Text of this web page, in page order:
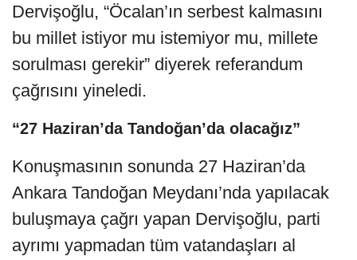
Dervişoğlu, “Öcalan’ın serbest kalmasını
bu millet istiyor mu istemiyor mu, millete
sorulması gerekir” diyerek referandum
çağrısını yineledi.
“27 Haziran’da Tandoğan’da olacağız”
Konuşmasının sonunda 27 Haziran’da
Ankara Tandoğan Meydanı’nda yapılacak
buluşmaya çağrı yapan Dervişoğlu, parti
ayrımı yapmadan tüm vatandaşları al